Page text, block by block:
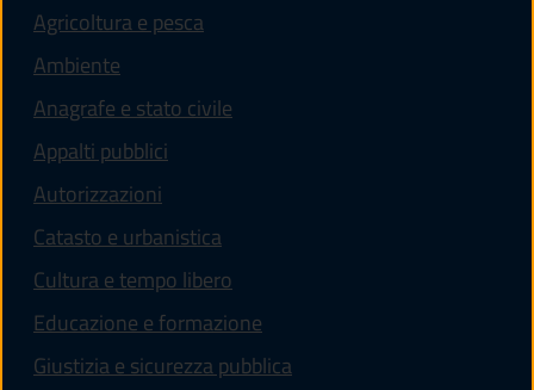
Agricoltura e pesca
Ambiente
Anagrafe e stato civile
Appalti pubblici
Autorizzazioni
Catasto e urbanistica
Cultura e tempo libero
Educazione e formazione
Giustizia e sicurezza pubblica